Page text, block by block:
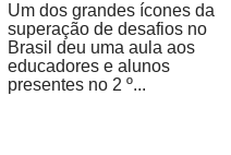
Um dos grandes ícones da
superação de desafios no
Brasil deu uma aula aos
educadores e alunos
presentes no 2 º...